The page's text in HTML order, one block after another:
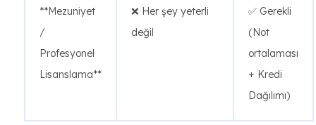
**Mezuniyet
/
Profesyonel
Lisanslama**
❌ Her şey yeterli
değil
✅ Gerekli
(Not
ortalaması
+ Kredi
Dağılımı)